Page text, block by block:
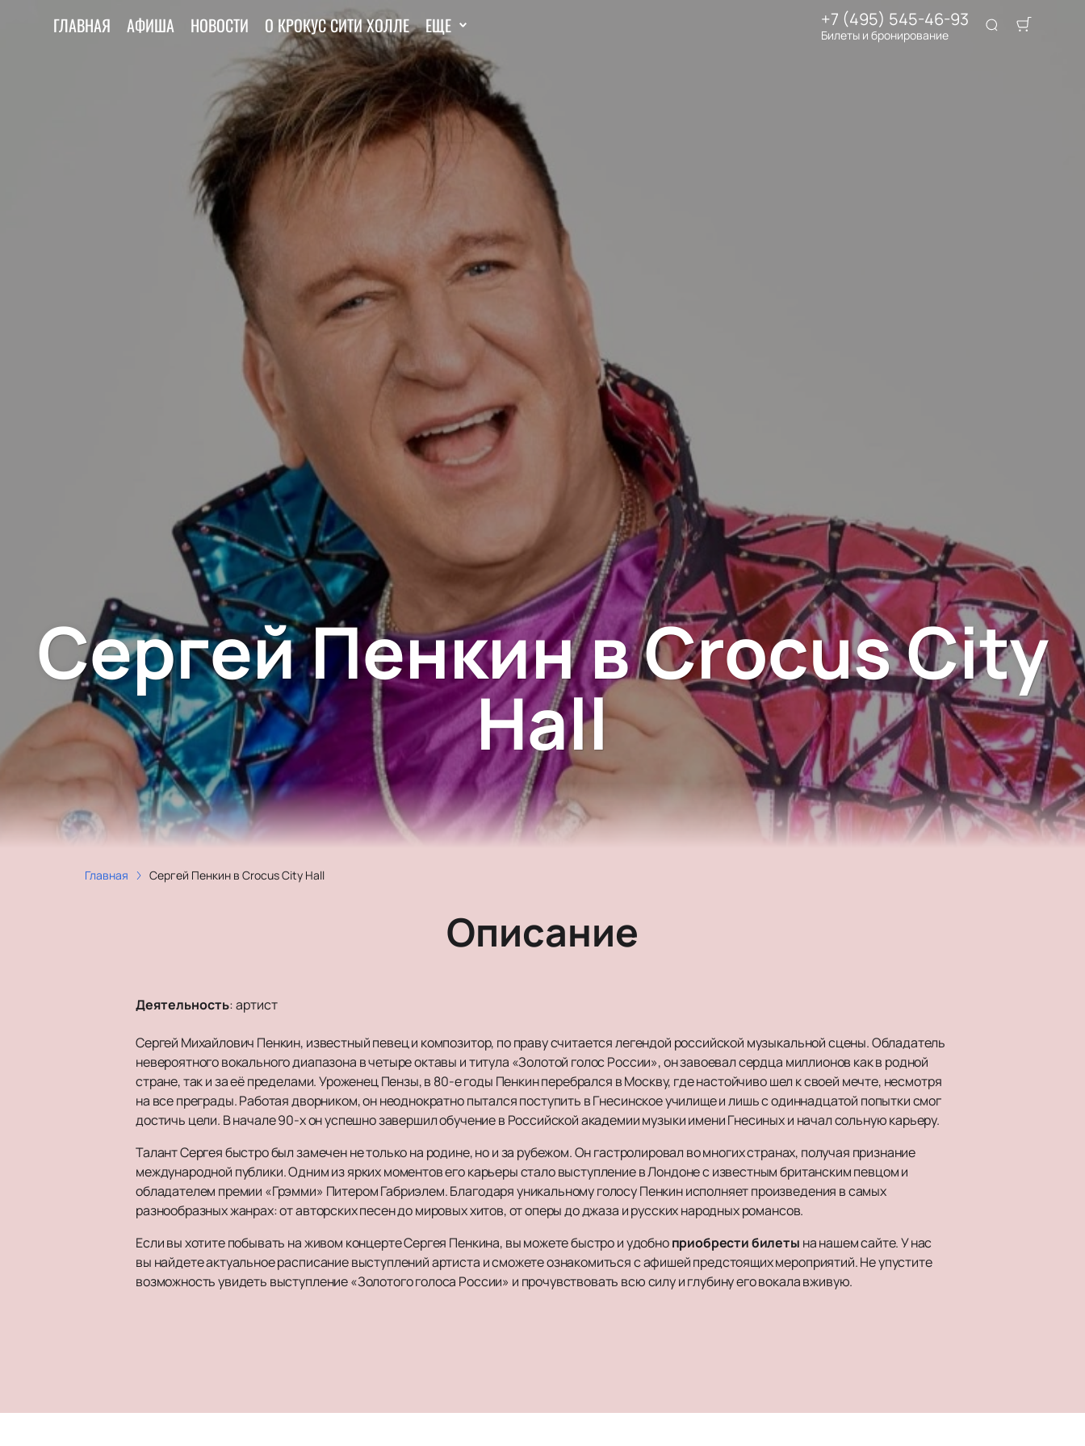
ГЛАВНАЯ АФИША НОВОСТИ О КРОКУС СИТИ ХОЛЛЕ ЕЩЕ +7 (495) 545-46-93
Билеты и бронирование
Сергей Пенкин в Crocus City
Hall
Главная Сергей Пенкин в Crocus City Hall
Описание
Деятельность:артист
Сергей Михайлович Пенкин, известный певец и композитор, по праву считается легендой российской музыкальной сцены. Обладатель
невероятного вокального диапазона в четыре октавы и титула «Золотой голос России», он завоевал сердца миллионов как в родной
стране, так и за её пределами. Уроженец Пензы, в 80-е годы Пенкин перебрался в Москву, где настойчиво шел к своей мечте, несмотря
на все преграды. Работая дворником, он неоднократно пытался поступить в Гнесинское училище и лишь с одиннадцатой попытки смог
достичь цели. В начале 90-х он успешно завершил обучение в Российской академии музыки имени Гнесиных и начал сольную карьеру.
Талант Сергея быстро был замечен не только на родине, но и за рубежом. Он гастролировал во многих странах, получая признание
международной публики. Одним из ярких моментов его карьеры стало выступление в Лондоне с известным британским певцом и
обладателем премии «Грэмми» Питером Габриэлем. Благодаря уникальному голосу Пенкин исполняет произведения в самых
разнообразных жанрах: от авторских песен до мировых хитов, от оперы до джаза и русских народных романсов.
Если вы хотите побывать на живом концерте Сергея Пенкина, вы можете быстро и удобноприобрести билеты на нашем сайте. У нас
вы найдете актуальное расписание выступлений артиста и сможете ознакомиться с афишей предстоящих мероприятий. Не упустите
возможность увидеть выступление «Золотого голоса России» и прочувствовать всю силу и глубину его вокала вживую.